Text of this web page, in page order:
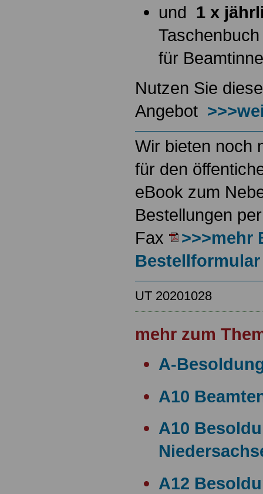
und 1 x
Taschenbuch
für
Nutzen Sie
Angebot
Wir bieten noch
für den
eBook zum
Bestellungen
Fax
>>>mehr
Bestellformular
UT 20201028
mehr zum
A-
A10
A10
A12